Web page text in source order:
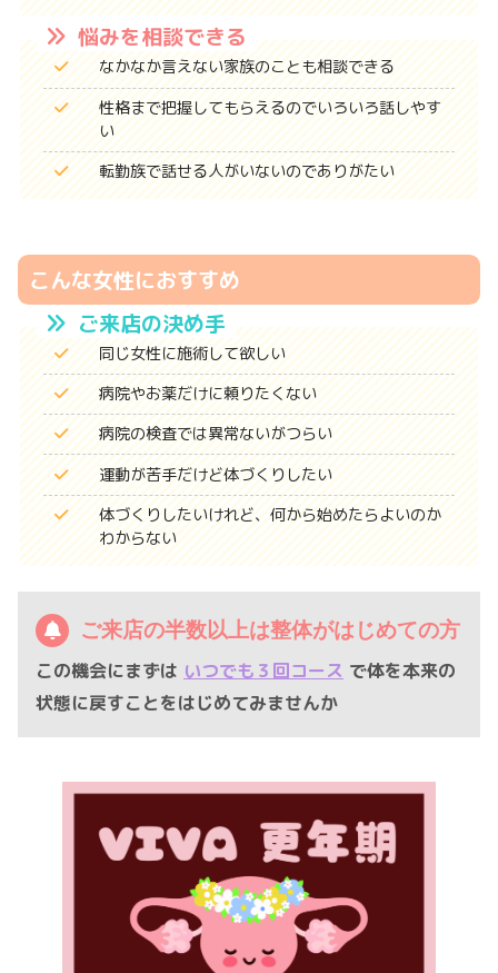
悩みを相談できる
なかなか言えない家族のことも相談できる
性格まで把握してもらえるのでいろいろ話しやす
い
転勤族で話せる人がいないのでありがたい
こんな女性におすすめ
ご来店の決め手
同じ女性に施術して欲しい
病院やお薬だけに頼りたくない
病院の検査では異常ないがつらい
運動が苦手だけど体づくりしたい
体づくりしたいけれど、何から始めたらよいのか
わからない
ご来店の半数以上は整体がはじめての方
この機会にまずは いつでも３回コース で体を本来の
状態に戻すことをはじめてみませんか